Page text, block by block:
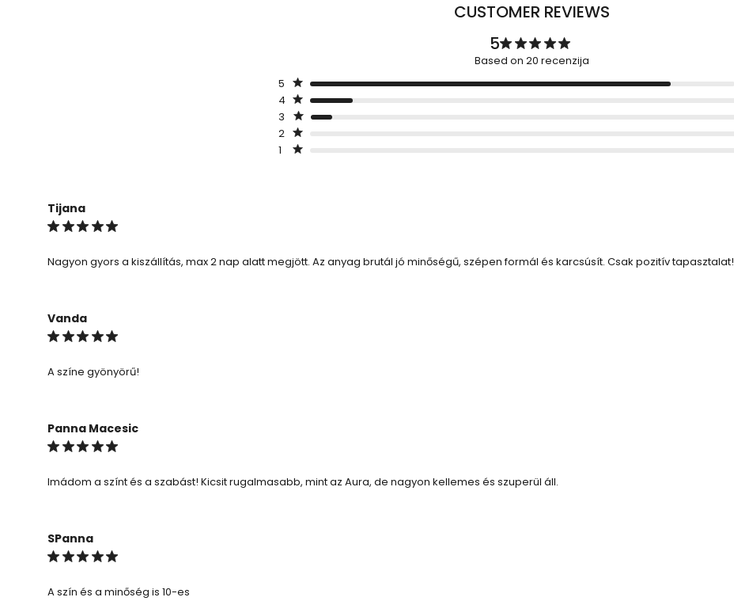
CUSTOMER REVIEWS
5
Based on 20 recenzija
5
4
3
2
1
Tijana
Nagyon gyors a kiszállítás, max 2 nap alatt megjött. Az anyag brutál jó minőségű, szépen formál és karcsúsít. Csak pozitív tapasztalat!
Vanda
A színe gyönyörű!
Panna Macesic
Imádom a színt és a szabást! Kicsit rugalmasabb, mint az Aura, de nagyon kellemes és szuperül áll.
SPanna
A szín és a minőség is 10-es